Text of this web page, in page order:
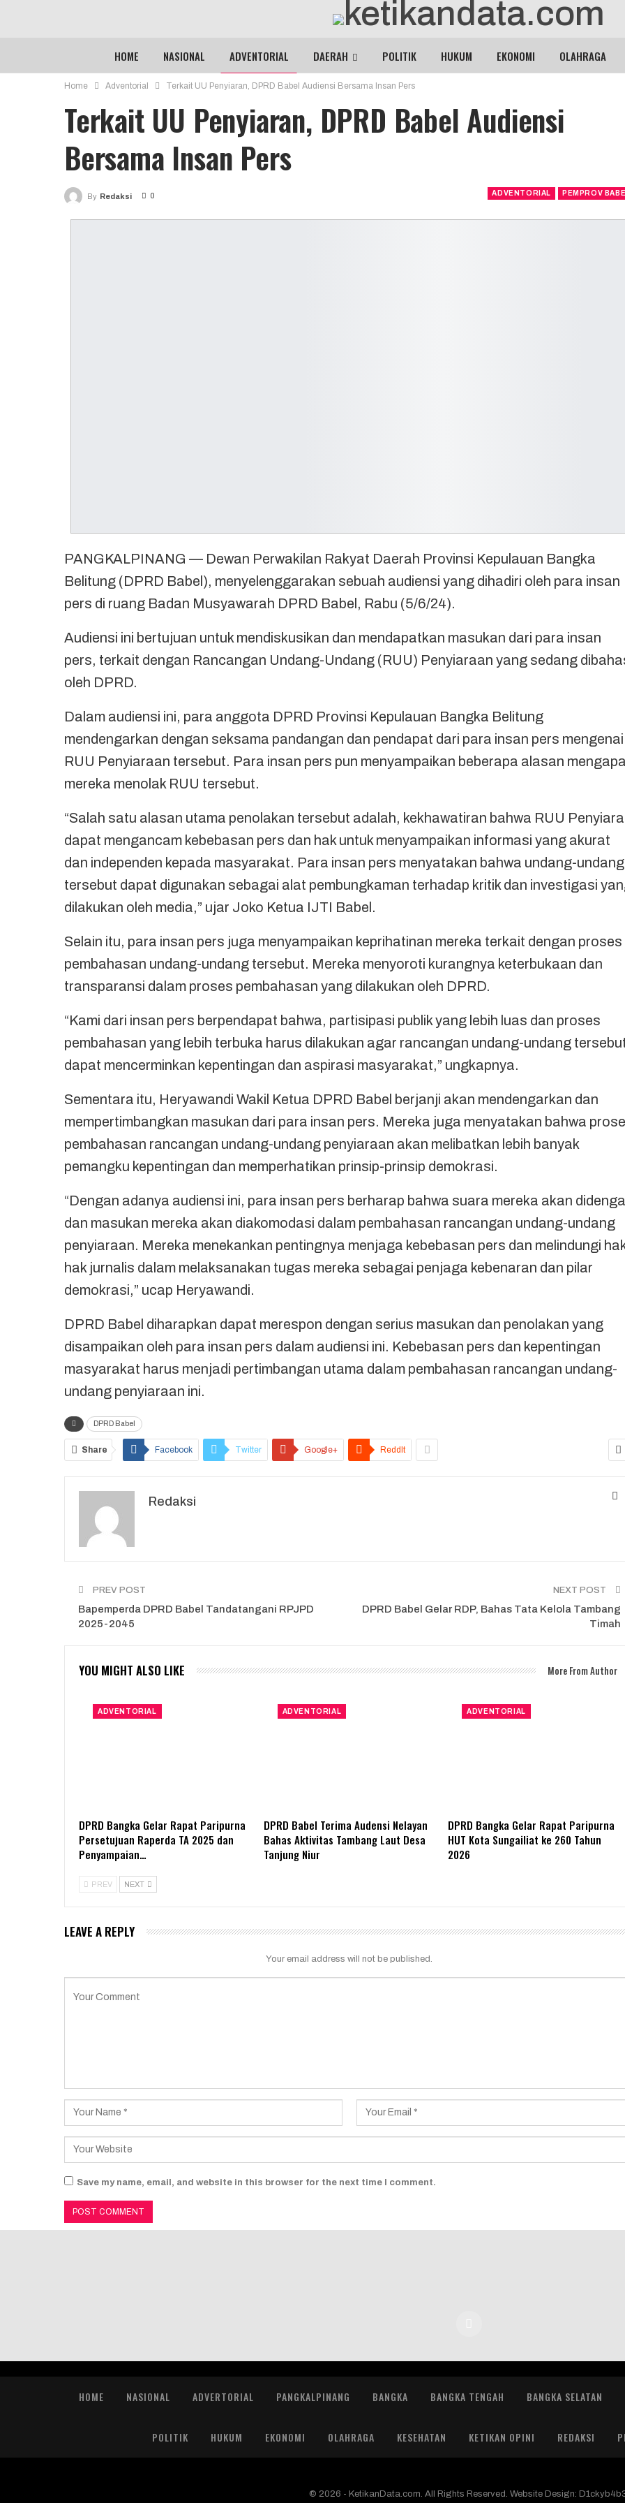
HOME NASIONAL ADVENTORIAL DAERAH POLITIK HUKUM EKONOMI OLAHRAGA
Home Adventorial Terkait UU Penyiaran, DPRD Babel Audiensi Bersama Insan Pers
Terkait UU Penyiaran, DPRD Babel Audiensi
Bersama Insan Pers
ADVENTORIAL PEMPROV
By Redaksi 0
PANGKALPINANG — Dewan Perwakilan Rakyat Daerah Provinsi Kepulauan Bangka
Belitung (DPRD Babel), menyelenggarakan sebuah audiensi yang dihadiri oleh para insan
pers di ruang Badan Musyawarah DPRD Babel, Rabu (5/6/24).
Audiensi ini bertujuan untuk mendiskusikan dan mendapatkan masukan dari para insan
pers, terkait dengan Rancangan Undang-Undang (RUU) Penyiaraan yang sedang
oleh DPRD.
Dalam audiensi ini, para anggota DPRD Provinsi Kepulauan Bangka Belitung
mendengarkan dengan seksama pandangan dan pendapat dari para insan pers mengenai
RUU Penyiaraan tersebut. Para insan pers pun menyampaikan beberapa alasan
mereka menolak RUU tersebut.
“Salah satu alasan utama penolakan tersebut adalah, kekhawatiran bahwa RUU
dapat mengancam kebebasan pers dan hak untuk menyampaikan informasi yang akurat
dan independen kepada masyarakat. Para insan pers menyatakan bahwa undang-undang
tersebut dapat digunakan sebagai alat pembungkaman terhadap kritik dan investigasi
dilakukan oleh media,” ujar Joko Ketua IJTI Babel.
Selain itu, para insan pers juga menyampaikan keprihatinan mereka terkait dengan proses
pembahasan undang-undang tersebut. Mereka menyoroti kurangnya keterbukaan dan
transparansi dalam proses pembahasan yang dilakukan oleh DPRD.
“Kami dari insan pers berpendapat bahwa, partisipasi publik yang lebih luas dan proses
pembahasan yang lebih terbuka harus dilakukan agar rancangan undang-undang
dapat mencerminkan kepentingan dan aspirasi masyarakat,” ungkapnya.
Sementara itu, Heryawandi Wakil Ketua DPRD Babel berjanji akan mendengarkan dan
mempertimbangkan masukan dari para insan pers. Mereka juga menyatakan bahwa
pembahasan rancangan undang-undang penyiaraan akan melibatkan lebih banyak
pemangku kepentingan dan memperhatikan prinsip-prinsip demokrasi.
“Dengan adanya audiensi ini, para insan pers berharap bahwa suara mereka akan
dan masukan mereka akan diakomodasi dalam pembahasan rancangan undang-undang
penyiaraan. Mereka menekankan pentingnya menjaga kebebasan pers dan melindungi
hak jurnalis dalam melaksanakan tugas mereka sebagai penjaga kebenaran dan pilar
demokrasi,” ucap Heryawandi.
DPRD Babel diharapkan dapat merespon dengan serius masukan dan penolakan yang
disampaikan oleh para insan pers dalam audiensi ini. Kebebasan pers dan kepentingan
masyarakat harus menjadi pertimbangan utama dalam pembahasan rancangan undang-
undang penyiaraan ini.
DPRD Babel
Share Facebook Twitter Google+ ReddIt
Redaksi
PREV POST
Bapemperda DPRD Babel Tandatangani RPJPD
2025-2045
NEXT POST
DPRD Babel Gelar RDP, Bahas Tata Kelola Tambang
Timah
YOU MIGHT ALSO LIKE More From Author
ADVENTORIAL
DPRD Bangka Gelar Rapat Paripurna
Persetujuan Raperda TA 2025 dan
Penyampaian…
ADVENTORIAL
DPRD Babel Terima Audensi Nelayan
Bahas Aktivitas Tambang Laut Desa
Tanjung Niur
ADVENTORIAL
DPRD Bangka Gelar Rapat Paripurna
HUT Kota Sungailiat ke 260 Tahun
2026
PREV NEXT
LEAVE A REPLY
Your email address will not be published.
Save my name, email, and website in this browser for the next time I comment.
HOME NASIONAL ADVERTORIAL PANGKALPINANG BANGKA BANGKA TENGAH BANGKA SELATAN
POLITIK HUKUM EKONOMI OLAHRAGA KESEHATAN KETIKAN OPINI REDAKSI
© 2026 - KetikanData.com. All Rights Reserved. Website Design: